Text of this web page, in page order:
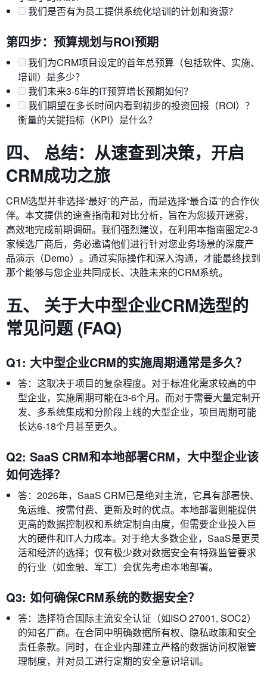
我们是否有为员工提供系统化培训的计划和资源？
第四步：预算规划与ROI预期
我们为CRM项目设定的首年总预算（包括软件、实施、
培训）是多少？
我们未来3-5年的IT预算增长预期如何？
我们期望在多长时间内看到初步的投资回报（ROI）？
衡量的关键指标（KPI）是什么？
四、 总结：从速查到决策，开启
CRM成功之旅
CRM选型并非选择“最好”的产品，而是选择“最合适”的合作伙
伴。本文提供的速查指南和对比分析，旨在为您拨开迷雾，
高效地完成前期调研。我们强烈建议，在利用本指南圈定2-3
家候选厂商后，务必邀请他们进行针对您业务场景的深度产
品演示（Demo）。通过实际操作和深入沟通，才能最终找到
那个能够与您企业共同成长、决胜未来的CRM系统。
五、 关于大中型企业CRM选型的
常见问题 (FAQ)
Q1: 大中型企业CRM的实施周期通常是多久？
答：这取决于项目的复杂程度。对于标准化需求较高的中
型企业，实施周期可能在3-6个月。而对于需要大量定制开
发、多系统集成和分阶段上线的大型企业，项目周期可能
长达6-18个月甚至更久。
Q2: SaaS CRM和本地部署CRM，大中型企业该
如何选择？
答：2026年，SaaS CRM已是绝对主流，它具有部署快、
免运维、按需付费、更新及时的优点。本地部署则能提供
更高的数据控制权和系统定制自由度，但需要企业投入巨
大的硬件和IT人力成本。对于绝大多数企业，SaaS是更灵
活和经济的选择；仅有极少数对数据安全有特殊监管要求
的行业（如金融、军工）会优先考虑本地部署。
Q3: 如何确保CRM系统的数据安全？
答：选择符合国际主流安全认证（如ISO 27001, SOC2）
的知名厂商。在合同中明确数据所有权、隐私政策和安全
责任条款。同时，在企业内部建立严格的数据访问权限管
理制度，并对员工进行定期的安全意识培训。